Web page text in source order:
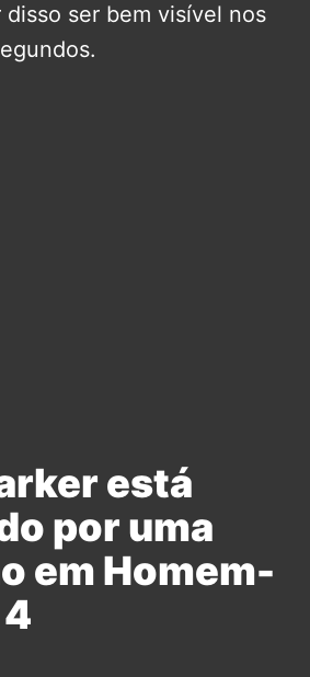
disso ser bem visível nos
está
por uma
em Homem-